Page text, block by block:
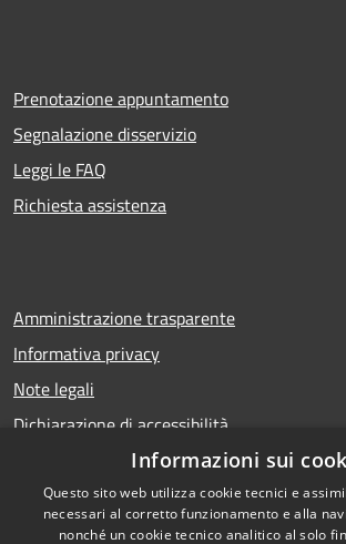
Prenotazione appuntamento
Segnalazione disservizio
Leggi le FAQ
Richiesta assistenza
Amministrazione trasparente
Informativa privacy
Note legali
Dichiarazione di accessibilità
RSS
Copyright
Informazioni sui
Questo sito web utilizza cookie tecnici e
necessari al corretto funzionamento e alla
nonché un cookie tecnico analitico al solo